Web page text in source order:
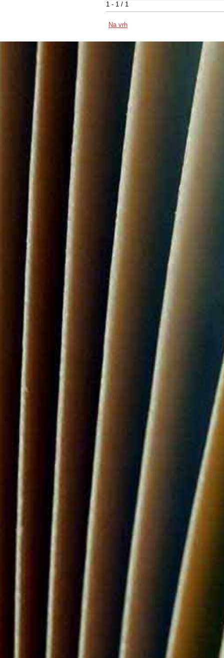
1 - 1 / 1
Na vrh